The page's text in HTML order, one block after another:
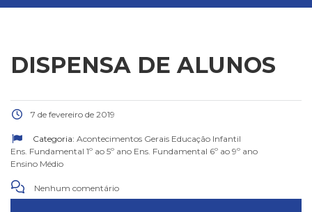
DISPENSA DE ALUNOS
7 de fevereiro de 2019
Categoria: Acontecimentos Gerais Educação Infantil
Ens. Fundamental 1º ao 5º ano Ens. Fundamental 6º ao 9º ano
Ensino Médio
Nenhum comentário